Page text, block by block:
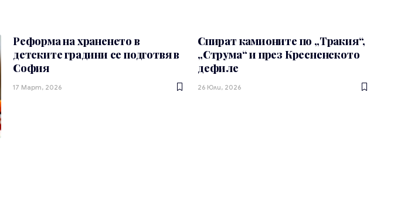
Реформа на храненето в
детските градини се подготвя в
София
17 Март, 2026
Спират камионите по „Тракия“,
„Струма“ и през Кресненското
дефиле
26 Юли, 2026